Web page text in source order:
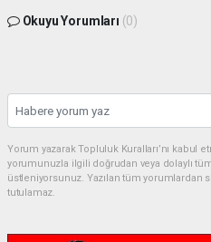
Okuyu Yorumları (0)
Yorum yazarak Topluluk Kuralları’nı kabul
yorumunuzla ilgili doğrudan veya dolaylı
üstleniyorsunuz. Yazılan tüm
tutulamaz.